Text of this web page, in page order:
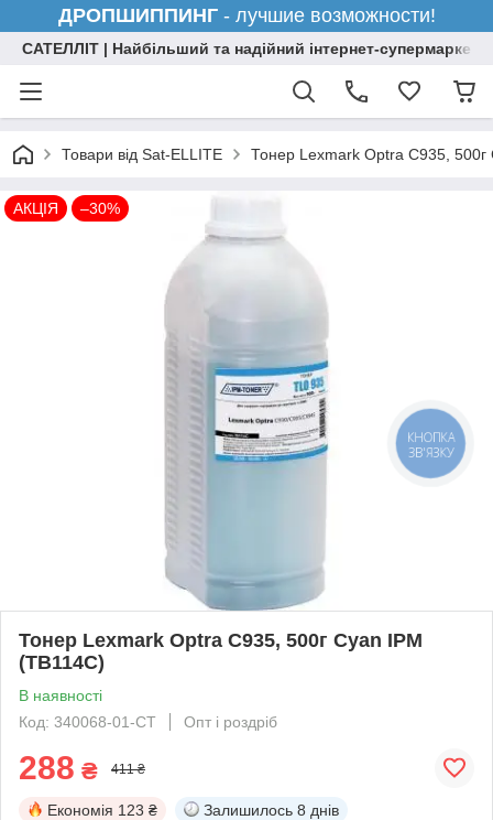
ДРОПШИППИНГ- лучшие возможности!
САТЕЛЛІТ | Найбільший та надійний інтернет-супермаркет
Товари від Sat-ELLITE Тонер Lexmark Optra C935, 500г
АКЦІЯ –30%
Тонер Lexmark Optra C935, 500г Cyan IPM
(TB114C)
В наявності
Код: 340068-01-СТ
Опт і роздріб
288 ₴ 411 ₴
Економія 123 ₴ Залишилось 8 днів
КНОПКА
ЗВ'ЯЗКУ